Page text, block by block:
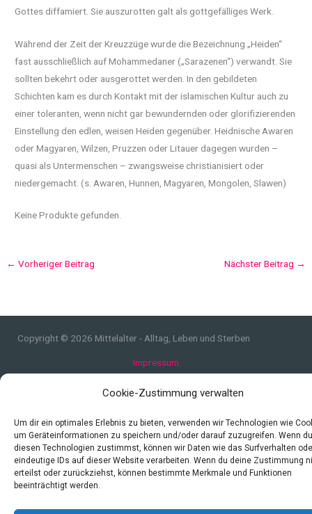
Cookie-Zustimmung verwalten
Um dir ein optimales Erlebnis zu bieten, verwenden wir Technologien wie
um Geräteinformationen zu speichern und/oder darauf zuzugreifen. Wenn du
diesen Technologien zustimmst, können wir Daten wie das Surfverhalten
eindeutige IDs auf dieser Website verarbeiten. Wenn du deine Zustimmung
erteilst oder zurückziehst, können bestimmte Merkmale und Funktionen
beeinträchtigt werden.
Gottes diffamiert. Sie auszurotten galt als gottgefälliges Werk.
Während der Zeit der Kreuzzüge wurde die Bezeichnung „Heiden“
fast ausschließlich auf Mohammedaner („Sarazenen“) verwandt. Sie
sollten bekehrt oder ausgerottet werden. In den gebildeten
Schichten kam es durch Kontakt mit der islamischen Kultur auch zu
einer toleranten, wenn nicht gar bewundernden oder glorifizierenden
Einstellung den edlen, weisen Heiden gegenüber. Heidnische Awaren
oder Magyaren, Wilzen, Pruzzen oder Litauer dagegen wurden –
quasi als Untermenschen – zwangsweise christianisiert oder
niedergemacht. (s. Awaren, Hunnen, Magyaren, Mongolen, Slawen)
Keine Produkte gefunden.
← Vorheriger Beitrag Nächster Beitrag →
Copyright © 2026 Mittelalter - Alltag, Leben und Sterben
Impressum
Quellen